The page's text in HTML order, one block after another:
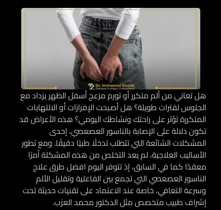
هل تعاني من ألم متكرر أو تورم مزعج أسفل الظهر يزداد مع
الجلوس لفترات طويلة؟ هل أصبحت الإفرازات أو الالتهابات
المتكررة تؤثر على راحتك ونشاطك اليومي؟ هذه الأعراض قد
تكون دلالة على الإصابة بالناسور العصعصي، إحدى
المشكلات الشائعة التي تتطلب تدخلًا طبيًا دقيقًا. ومع تطور
الأساليب العلاجية، لم يعد التخلص من هذه المشكلة أمرًا
معقدًا كما في السابق، إذ تتوفر اليوم افضل طرق علاج
الناسور العصعصي التي تجمع بين الفاعلية وتقليل الألم
وسرعة التعافي، خاصة عند الاعتماد على تقنيات حديثة تحت
إشراف طبيب متخصص مثل الدكتور محمد العزب.